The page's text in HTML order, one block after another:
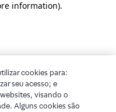
information).
cookies para:
seu acesso; e
visando o
Alguns cookies são